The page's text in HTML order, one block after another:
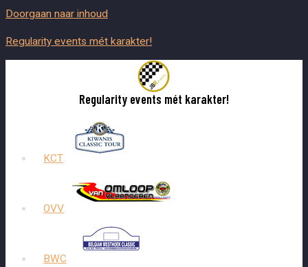
Doorgaan naar inhoud
Regularity events mét karakter!
Regularity events mét karakter!
KCT
OVV
BWC